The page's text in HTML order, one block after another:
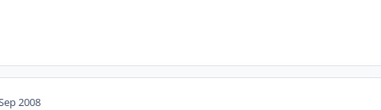
2008